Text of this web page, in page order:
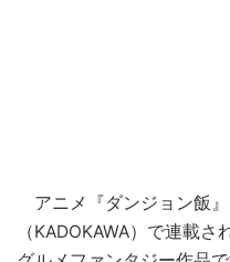
アニメ『ダンジョン飯』
（KADOKAWA）で連載